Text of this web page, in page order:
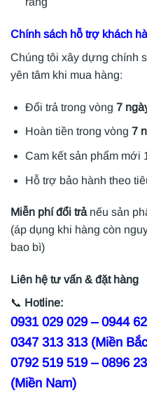
Chính sách hỗ trợ khách
Chúng tôi xây dựng chính
yên tâm khi mua hàng:
Đổi trả trong vòng 7
Hoàn tiền trong vòng 7
Cam kết sản phẩm mới
Hỗ trợ bảo hành theo
Miễn phí đổi trảnếu sản
(áp dụng khi hàng còn
bao bì)
Liên hệ tư vấn & đặt hàng
📞 Hotline:
0931 029 029 – 0944
0347 313 313 (Miền
0792 519 519 – 0896
(Miền Nam)